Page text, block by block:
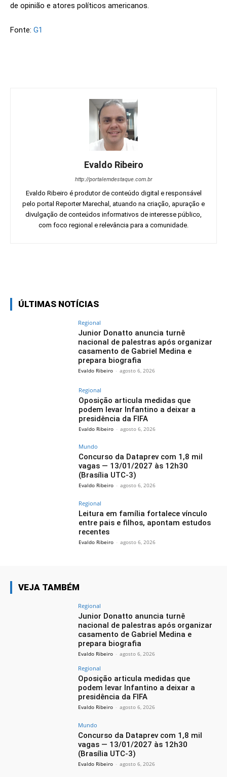
de opinião e atores políticos americanos.
Fonte: G1
Evaldo Ribeiro
http://portalemdestaque.com.br
Evaldo Ribeiro é produtor de conteúdo digital e responsável
pelo portal Reporter Marechal, atuando na criação, apuração e
divulgação de conteúdos informativos de interesse público,
com foco regional e relevância para a comunidade.
ÚLTIMAS NOTÍCIAS
Regional
Junior Donatto anuncia turnê
nacional de palestras após organizar
casamento de Gabriel Medina e
prepara biografia
Evaldo Ribeiro - agosto 6, 2026
Regional
Oposição articula medidas que
podem levar Infantino a deixar a
presidência da FIFA
Evaldo Ribeiro - agosto 6, 2026
Mundo
Concurso da Dataprev com 1,8 mil
vagas — 13/01/2027 às 12h30
(Brasília UTC-3)
Evaldo Ribeiro - agosto 6, 2026
Regional
Leitura em família fortalece vínculo
entre pais e filhos, apontam estudos
recentes
Evaldo Ribeiro - agosto 6, 2026
VEJA TAMBÉM
Regional
Junior Donatto anuncia turnê
nacional de palestras após organizar
casamento de Gabriel Medina e
prepara biografia
Evaldo Ribeiro - agosto 6, 2026
Regional
Oposição articula medidas que
podem levar Infantino a deixar a
presidência da FIFA
Evaldo Ribeiro - agosto 6, 2026
Mundo
Concurso da Dataprev com 1,8 mil
vagas — 13/01/2027 às 12h30
(Brasília UTC-3)
Evaldo Ribeiro - agosto 6, 2026